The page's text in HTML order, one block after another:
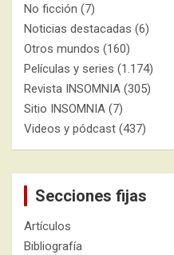
No ficción (7)
Noticias destacadas (6)
Otros mundos (160)
Películas y series (1.174)
Revista INSOMNIA (305)
Sitio INSOMNIA (7)
Videos y pódcast (437)
Secciones fijas
Artículos
Bibliografía